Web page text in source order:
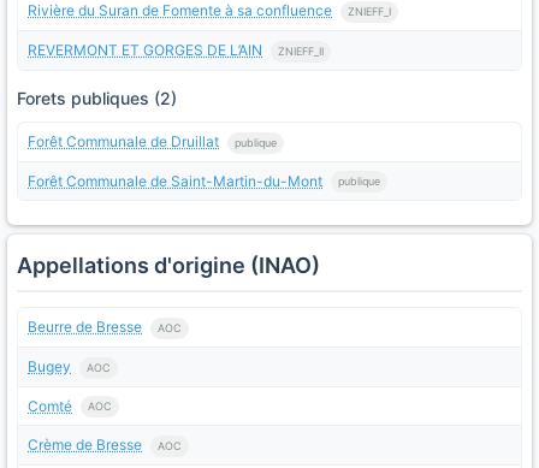
Rivière du Suran de Fomente à sa confluence ZNIEFF_I
REVERMONT ET GORGES DE L’AIN ZNIEFF_II
Forets publiques (2)
Forêt Communale de Druillat publique
Forêt Communale de Saint-Martin-du-Mont publique
Appellations d'origine (INAO)
Beurre de Bresse AOC
Bugey AOC
Comté AOC
Crème de Bresse AOC